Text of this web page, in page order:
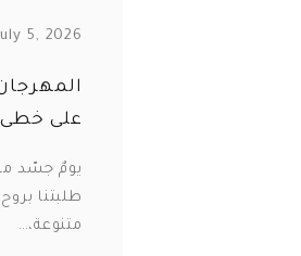
July 5, 2026
على خطى
يومٌ جسّد
طلبتنا
متنوعة،…